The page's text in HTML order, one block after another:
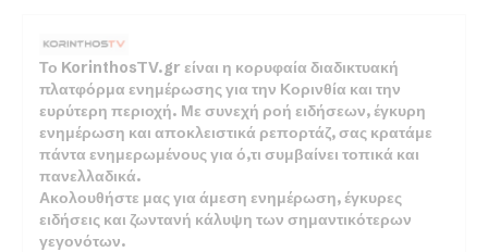
Το KorinthosTV.gr είναι η κορυφαία διαδικτυακή
πλατφόρμα ενημέρωσης για την Κορινθία και την
ευρύτερη περιοχή. Με συνεχή ροή ειδήσεων, έγκυρη
ενημέρωση και αποκλειστικά ρεπορτάζ, σας κρατάμε
πάντα ενημερωμένους για ό,τι συμβαίνει τοπικά και
πανελλαδικά.
Ακολουθήστε μας για άμεση ενημέρωση, έγκυρες
ειδήσεις και ζωντανή κάλυψη των σημαντικότερων
γεγονότων.